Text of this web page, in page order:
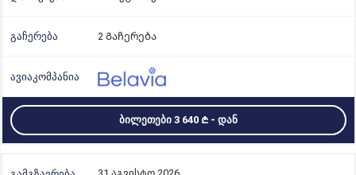
2 Გაჩერება
ᲑᲘᲚᲔᲗᲔᲑᲘ 3 640 - ᲓᲐᲜ